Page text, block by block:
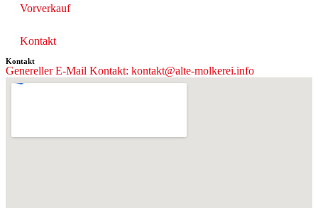
Vorverkauf
Kontakt
Kontakt
Genereller E-Mail Kontakt: kontakt@alte-molkerei.info